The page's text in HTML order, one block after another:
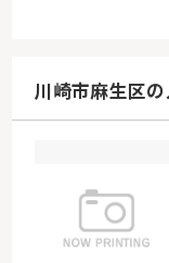
川崎市麻生区